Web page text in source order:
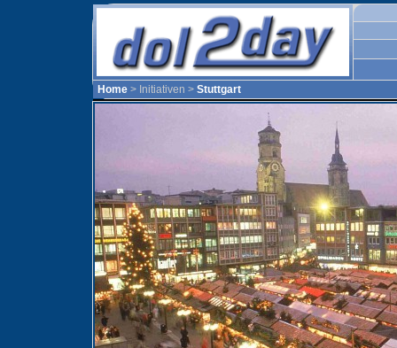
Home > Initiativen > Stuttgart